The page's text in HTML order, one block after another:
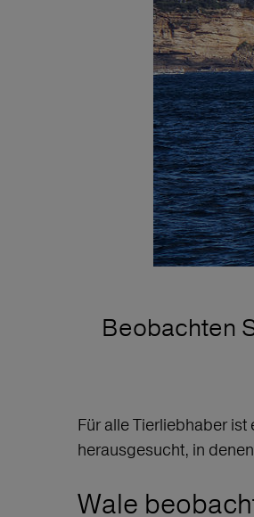
Beobachten
Für alle Tierliebhaber
herausgesucht, in
Wale